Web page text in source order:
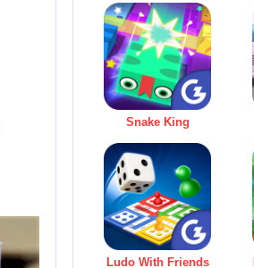
Snake King
Ludo With Friends